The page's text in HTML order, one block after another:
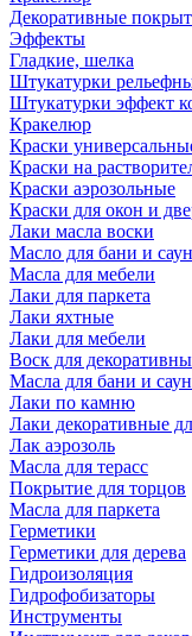
Декоративные
Эффекты
Гладкие, шелка
Штукатурки
Штукатурки эффект
Кракелюр
Краски
Краски на
Краски аэрозольные
Краски для окон и
Лаки масла воски
Масло для бани и
Масла для мебели
Лаки для паркета
Лаки яхтные
Лаки для мебели
Воск для
Масла для бани и
Лаки по камню
Лаки декоративные
Лак аэрозоль
Масла для терасс
Покрытие для торцов
Масла для паркета
Герметики
Герметики для дерева
Гидроизоляция
Гидрофобизаторы
Инструменты